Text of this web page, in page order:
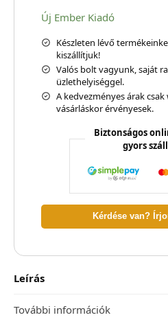
Új Ember Kiadó
Készleten lévő
kiszállítjuk!
Valós bolt vagyunk, saját
üzlethelyiséggel.
A kedvezményes árak
vásárláskor érvényesek.
Biztonságos
gyors
Kérdése van?
Leírás
További információk